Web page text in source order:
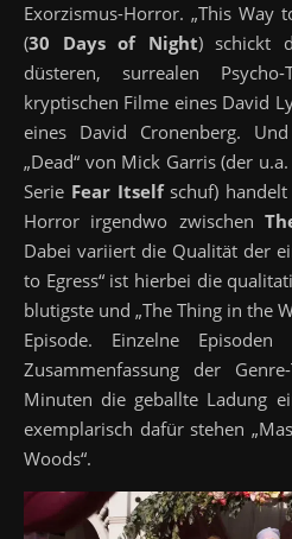
Exorzismus-Horror. „This Way
(30 Days of Night) schickt
düsteren, surrealen
kryptischen Filme eines David
eines David Cronenberg.
„Dead“ von Mick Garris (der
Serie Fear Itselfschuf) handelt
Horror irgendwo zwischen
Dabei variiert die Qualität der
to Egress“ ist hierbei die
blutigste und „The Thing in the
Episode. Einzelne
Zusammenfassung der
Minuten die geballte Ladung
exemplarisch dafür stehen
Woods“.